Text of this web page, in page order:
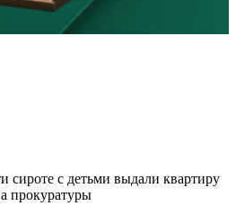
Самары не будет холодной
около 5 часов действовала
сироте с детьми выдали квартиру
прокуратуры